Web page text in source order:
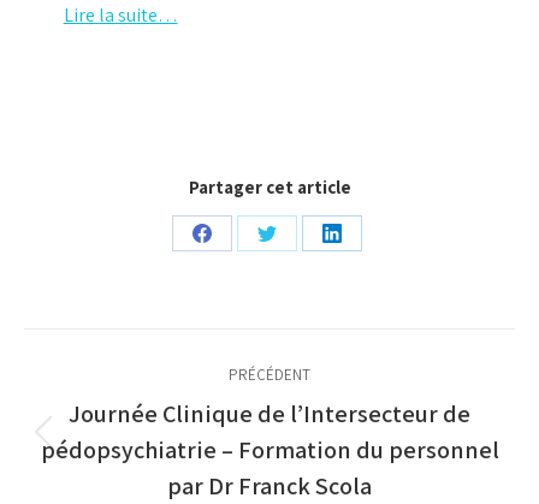
Lire la suite…
Partager cet article
PartagerPartagerPartager
article
PRÉCÉDENT
Article
précédent
Journée Clinique de l’Intersecteur de
pédopsychiatrie – Formation du personnel
par Dr Franck Scola